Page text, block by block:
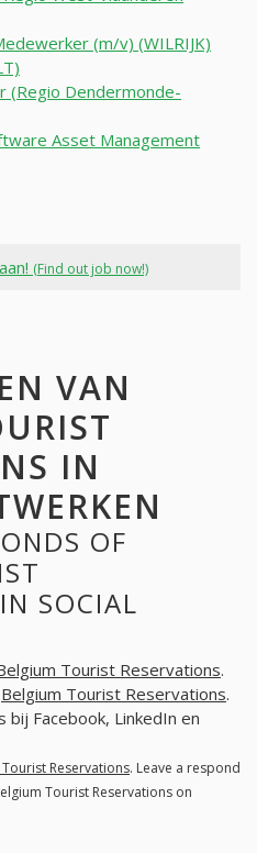
(m/v) (WILRIJK)
(Regio Dendermonde-
Asset Management
(Find out job now!)
VAN
IN
OF
SOCIAL
Tourist Reservations.
Belgium Tourist Reservations.
Facebook, LinkedIn en
Reservations. Leave a respond
Tourist Reservations on